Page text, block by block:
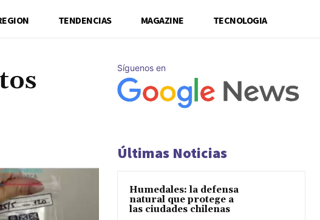
TENDENCIAS MAGAZINE TECNOLOGIA
Síguenos en
Últimas Noticias
Humedales: la defensa
natural que protege a
las ciudades chilenas